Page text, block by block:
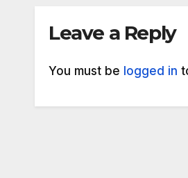
Leave a Reply
You must be logged in